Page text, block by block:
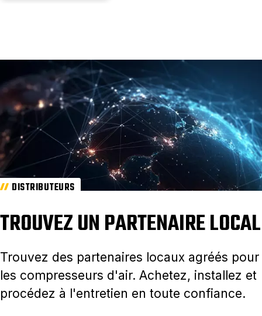
DISTRIBUTEURS
TROUVEZ UN PARTENAIRE LOCAL
Trouvez des partenaires locaux agréés pour
les compresseurs d'air. Achetez, installez et
procédez à l'entretien en toute confiance.